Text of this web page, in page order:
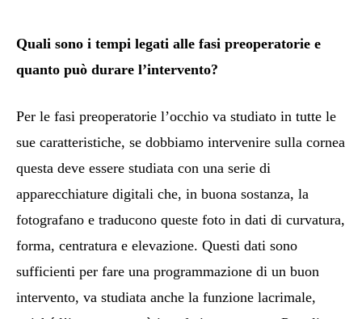
Quali sono i tempi legati alle fasi preoperatorie e
quanto può durare l’intervento?
Per le fasi preoperatorie l’occhio va studiato in tutte le
sue caratteristiche, se dobbiamo intervenire sulla cornea
questa deve essere studiata con una serie di
apparecchiature digitali che, in buona sostanza, la
fotografano e traducono queste foto in dati di curvatura,
forma, centratura e elevazione. Questi dati sono
sufficienti per fare una programmazione di un buon
intervento, va studiata anche la funzione lacrimale,